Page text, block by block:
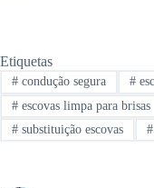
Etiquetas
#condução segura #
#escovas limpa para brisas
#substituição escovas #